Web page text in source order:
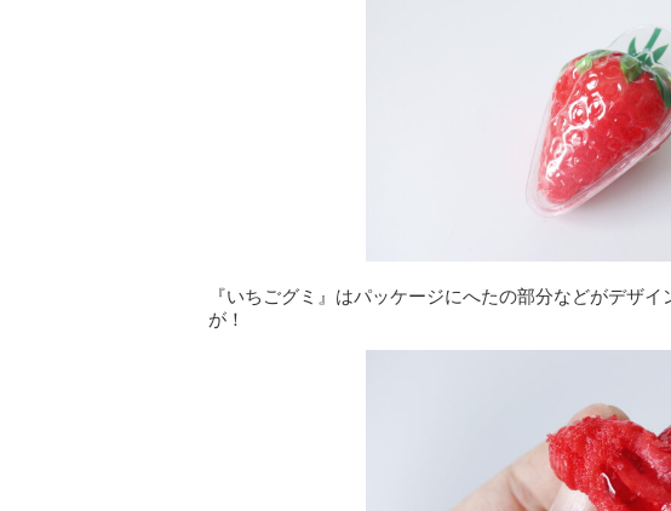
『いちごグミ』はパッケージにへたの部分などがデザ
が！